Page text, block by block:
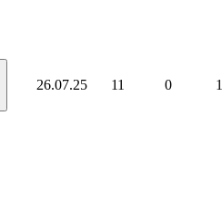
26.07.25 11 0 1